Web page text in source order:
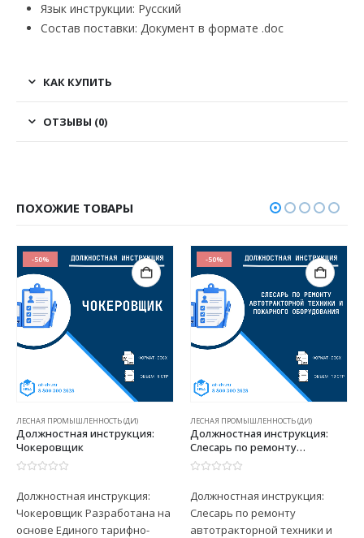
Язык инструкции: Русский
Состав поставки: Документ в формате .doc
КАК КУПИТЬ
ОТЗЫВЫ (0)
ПОХОЖИЕ ТОВАРЫ
-50%
ЛЕСНАЯ ПРОМЫШЛЕННОСТЬ (ДИ)
Должностная инструкция:
Чокеровщик
Должностная инструкция:
Чокеровщик Разработана на
основе Единого тарифно-
-50%
ЛЕСНАЯ ПРОМЫШЛЕННОСТЬ (ДИ)
Должностная инструкция:
Слесарь по ремонту
автотракторной техники и
пожарного оборудования
Должностная инструкция:
Слесарь по ремонту
автотракторной техники и